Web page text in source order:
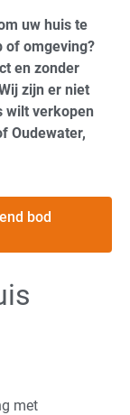
uw huis te
of omgeving?
en zonder
zijn er niet
wilt verkopen
Oudewater,
bod
met